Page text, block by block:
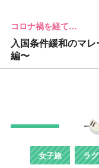
コロナ禍を経て…
入国条件緩和のマ
編〜
女子旅 ラ